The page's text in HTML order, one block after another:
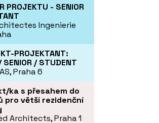
PROJEKTU - SENIOR
Ingenierie
PROJEKTANT:
SENIOR / STUDENT
Praha 6
ka s přesahem do
pro větší rezidenční
Architects, Praha 1